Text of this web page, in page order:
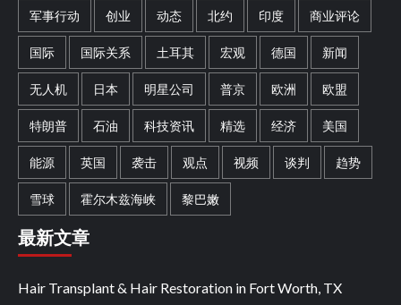
军事行动 创业 动态 北约 印度 商业评论
国际 国际关系 土耳其 宏观 德国 新闻
无人机 日本 明星公司 普京 欧洲 欧盟
特朗普 石油 科技资讯 精选 经济 美国
能源 英国 袭击 观点 视频 谈判 趋势
雪球 霍尔木兹海峡 黎巴嫩
最新文章
Hair Transplant & Hair Restoration in Fort Worth, TX